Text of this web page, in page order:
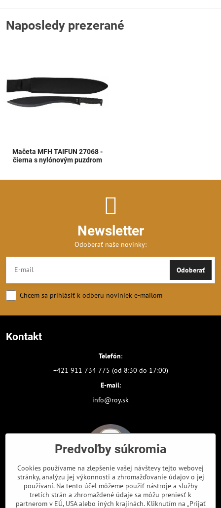
Naposledy prezerané
Mačeta MFH TAIFUN 27068 -
čierna s nylónovým puzdrom
Newsletter
Odoberať naše novinky:
Odoberať
Chcem sa prihlásiť k odberu noviniek e-mailom
Kontakt
Telefón:
+421 911 734 775 (od 8:30 do 17:00)
E-mail:
info@roy.sk
Predvoľby súkromia
Cookies používame na zlepšenie vašej návštevy tejto webovej
stránky, analýzu jej výkonnosti a zhromažďovanie údajov o jej
používaní. Na tento účel môžeme použiť nástroje a služby
tretích strán a zhromaždené údaje sa môžu preniesť k
partnerom v EÚ, USA alebo iných krajinách. Kliknutím na „Prijať